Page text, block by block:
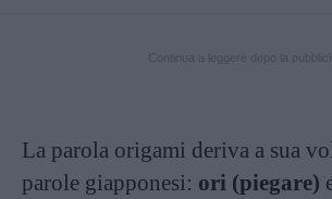
La parola origami deriva a sua
parole giapponesi: ori (piegare)